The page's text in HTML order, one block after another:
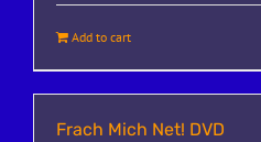
Add to cart
Frach Mich Net! DVD